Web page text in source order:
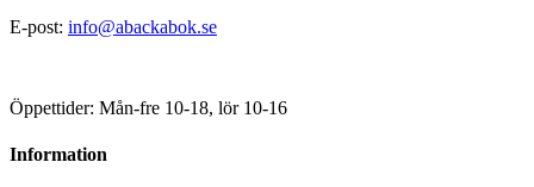
E-post: info@abackabok.se
Öppettider: Mån-fre 10-18, lör 10-16
Information